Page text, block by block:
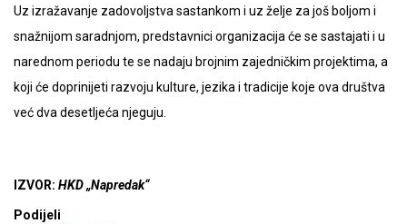
Uz izražavanje zadovoljstva sastankom i uz želje za još boljom i
snažnijom saradnjom, predstavnici organizacija će se sastajati i u
narednom periodu te se nadaju brojnim zajedničkim projektima, a
koji će doprinijeti razvoju kulture, jezika i tradicije koje ova društva
već dva desetljeća njeguju.
IZVOR: HKD „Napredak“
Podijeli